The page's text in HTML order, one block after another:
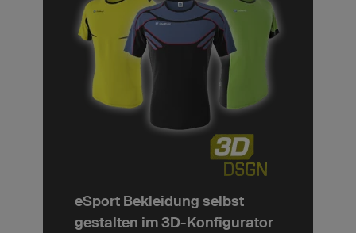
eSport Bekleidung selbst
gestalten im 3D-Konfigurator